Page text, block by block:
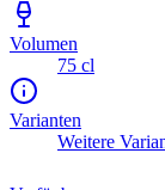
Volumen
75 cl
Varianten
Weitere